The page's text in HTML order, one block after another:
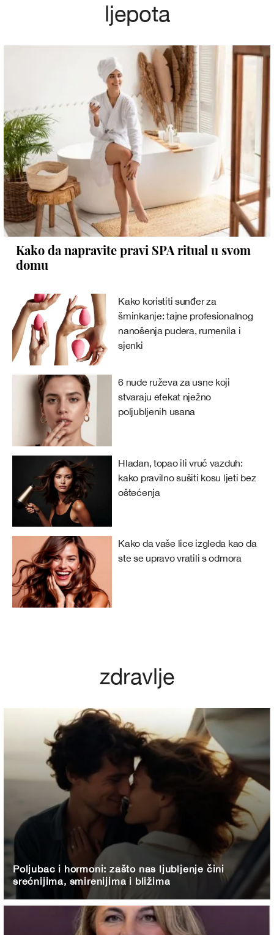
ljepota
Kako da napravite pravi SPA ritual u svom
domu
Kako koristiti sunđer za
šminkanje: tajne profesionalnog
nanošenja pudera, rumenila i
sjenki
6 nude ruževa za usne koji
stvaraju efekat nježno
poljubljenih usana
Hladan, topao ili vruć vazduh:
kako pravilno sušiti kosu ljeti bez
oštećenja
Kako da vaše lice izgleda kao da
ste se upravo vratili s odmora
zdravlje
Poljubac i hormoni: zašto nas ljubljenje čini
srećnijima, smirenijima i bližima